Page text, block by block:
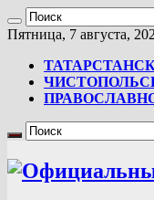
Пятница, 7 августа,